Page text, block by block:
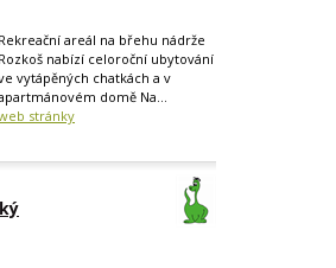
Rekreační areál na břehu nádrže
Rozkoš nabízí celoroční ubytování
vytápěných chatkách a v
domě Na...
stránky